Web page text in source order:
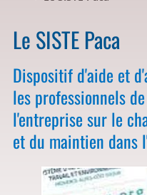
Le SISTE Paca
Dispositif d'aide et
les professionnels
l'entreprise sur le
et du maintien dans